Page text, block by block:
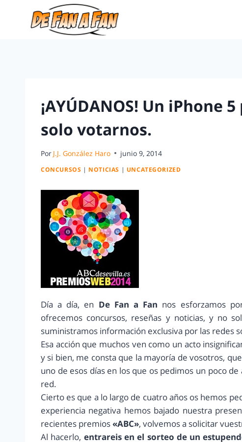
¡AYÚDANOS! Un iPhone
solo votarnos.
Por J.J. González Haro junio 9, 2014
CONCURSOS | NOTICIAS | UNCATEGORIZED
Día a día, en De Fan a Fan nos esforzamos
ofrecemos concursos, reseñas y noticias, y no
suministramos información exclusiva por las redes
Esa acción que muchos ven como un acto
y si bien, me consta que la mayoría de vosotros,
uno de esos días en los que os pedimos un poco
red.
Cierto es que a lo largo de cuatro años os hemos
experiencia negativa hemos bajado nuestra
recientes premios«ABC», volvemos a solicitar
Al hacerlo, entrareis en el sorteo de un